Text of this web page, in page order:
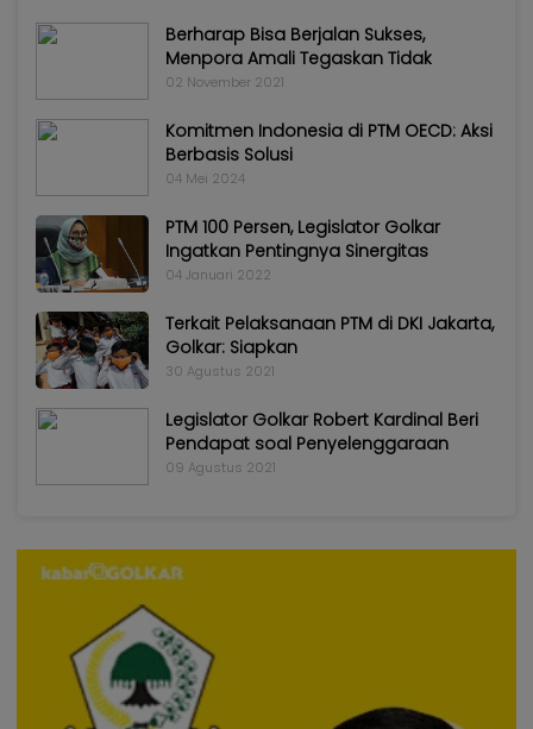
Berharap Bisa Berjalan Sukses,
Menpora Amali Tegaskan Tidak
02 November 2021
Komitmen Indonesia di PTM OECD: Aksi
Berbasis Solusi
04 Mei 2024
PTM 100 Persen, Legislator Golkar
Ingatkan Pentingnya Sinergitas
04 Januari 2022
Terkait Pelaksanaan PTM di DKI Jakarta,
Golkar: Siapkan
30 Agustus 2021
Legislator Golkar Robert Kardinal Beri
Pendapat soal Penyelenggaraan
09 Agustus 2021